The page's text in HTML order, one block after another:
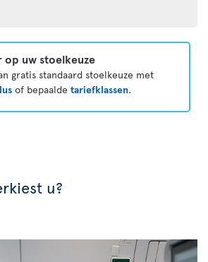
op uw stoelkeuze
gratis standaard stoelkeuze met
of bepaalde tariefklassen.
u?